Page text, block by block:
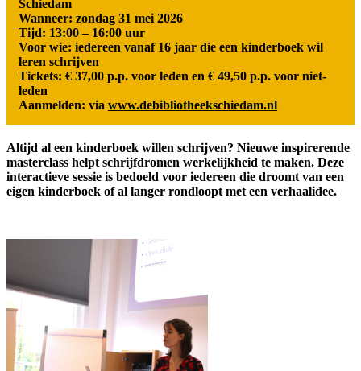
Schiedam
Wanneer: zondag 31 mei 2026
Tijd: 13:00 – 16:00 uur
Voor wie: iedereen vanaf 16 jaar die een kinderboek wil
leren schrijven
Tickets: € 37,00 p.p. voor leden en € 49,50 p.p. voor niet-
leden
Aanmelden: via www.debibliotheekschiedam.nl
Altijd al een kinderboek willen schrijven? Nieuwe inspirerende
masterclass helpt schrijfdromen werkelijkheid te maken. Deze
interactieve sessie is bedoeld voor iedereen die droomt van een
eigen kinderboek of al langer rondloopt met een verhaalidee.